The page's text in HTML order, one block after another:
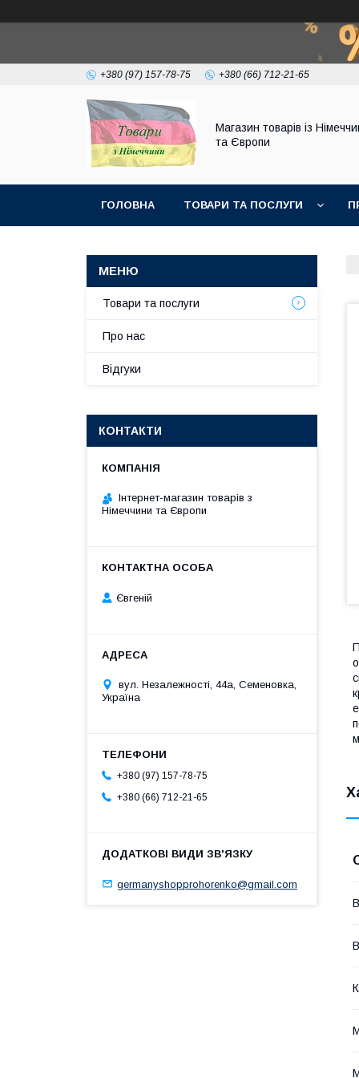
+380 (97) 157-78-75 +380 (66) 712-21-65
Магазин товарів із
та Європи
ГОЛОВНА ТОВАРИ ТА ПОСЛУГИ
Товари та послуги
Про нас
Відгуки
КОНТАКТИ
Інтернет-магазин товарів з
Німеччини та Європи
Євгеній
вул. Незалежності, 44а, Семеновка,
Україна
+380 (97) 157-78-75
+380 (66) 712-21-65
germanyshopprohorenko@gmail.com